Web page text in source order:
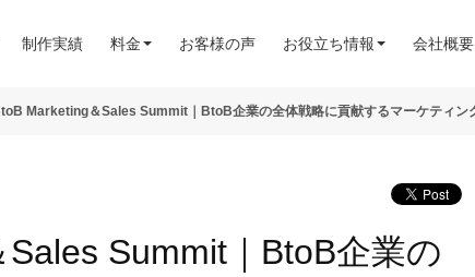
制作実績 料金 お客様の声 お役立ち情報 会社概要
Summit｜BtoB企業の